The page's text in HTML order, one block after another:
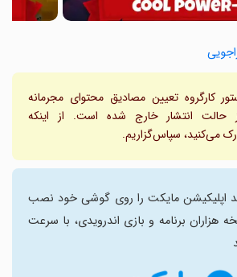
کارگروه تعیین مصادیق محتوای مجرمانه
حالت انتشار خارج شده است. از اینکه
می‌کنید، سپاس‌گزاریم.
اپلیکیشن مایکت را روی گوشی خود نصب
هزاران برنامه و بازی اندرویدی، با سرعت